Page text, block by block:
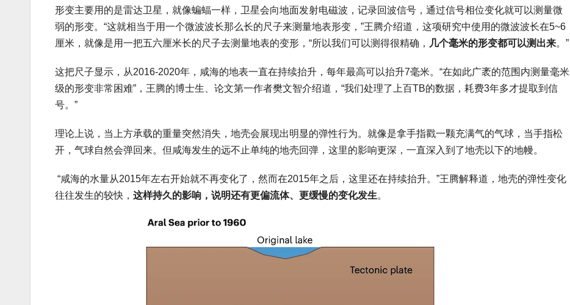
形变主要用的是雷达卫星，就像蝙蝠一样，卫星会向地面发射电磁波，记录回波信号，通过信号相位变化就可以测量微
弱的形变。“这就相当于用一个微波波长那么长的尺子来测量地表形变，”王腾介绍道，这项研究中使用的微波波长在5~6
厘米，就像是用一把五六厘米长的尺子去测量地表的变形，“所以我们可以测得很精确， 几个毫米的形变都可以测出来。”
这把尺子显示，从2016-2020年，咸海的地表一直在持续抬升，每年最高可以抬升7毫米。“在如此广袤的范围内测量毫米
级的形变非常困难”，王腾的博士生、论文第一作者樊文智介绍道，“我们处理了上百TB的数据，耗费3年多才提取到信
号。”
理论上说，当上方承载的重量突然消失，地壳会展现出明显的弹性行为。就像是拿手指戳一颗充满气的气球，当手指松
开，气球自然会弹回来。但咸海发生的远不止单纯的地壳回弹，这里的影响更深，一直深入到了地壳以下的地幔。
“咸海的水量从2015年左右开始就不再变化了，然而在2015年之后，这里还在持续抬升。”王腾解释道，地壳的弹性变化
往往发生的较快， 这样持久的影响，说明还有更偏流体、更缓慢的变化发生。